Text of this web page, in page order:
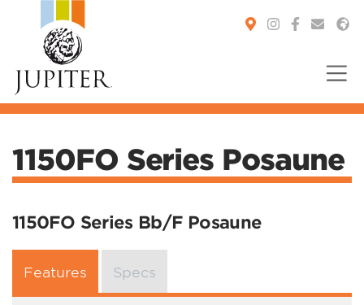
1150FO Series Posaune
1150FO Series Bb/F Posaune
Features Specs